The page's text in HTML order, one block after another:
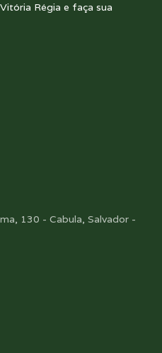
Régia e faça sua
130 - Cabula, Salvador -